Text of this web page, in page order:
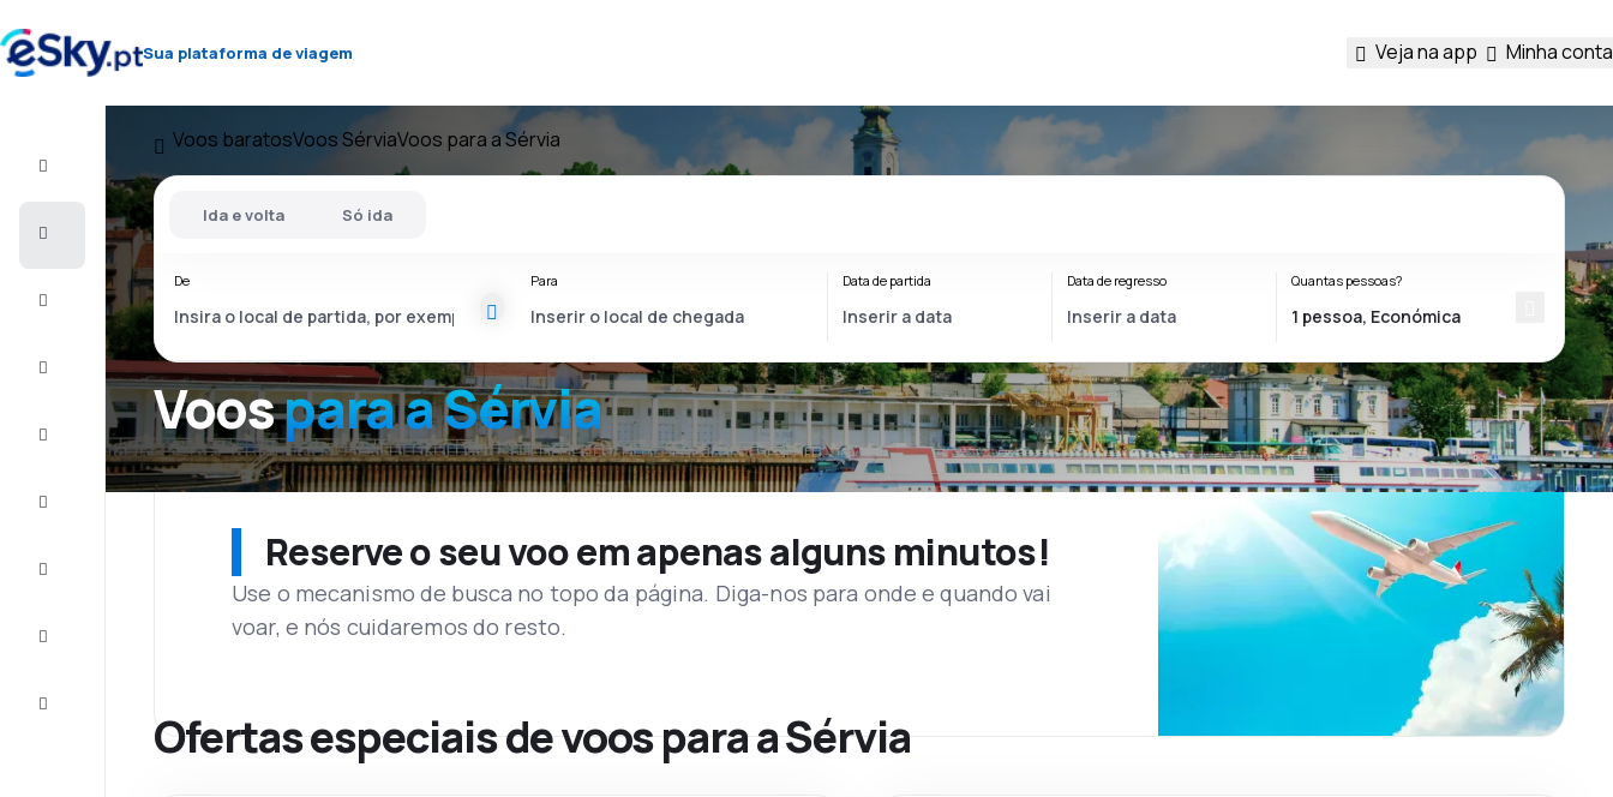
Sua plataforma de viagem Veja na app Minha conta
baratos
Alojamentos
Voos baratosVoos SérviaVoos para a Sérvia
Voospara a Sérvia
Ida e volta Só ida
De Para Data de partida Data de regresso Quantas pessoas?
Reserve o seu voo em apenas alguns minutos!
Use o mecanismo de busca no topo da página. Diga-nos para onde e quando vai
voar, e nós cuidaremos do resto.
Ofertas especiais de voos para a Sérvia